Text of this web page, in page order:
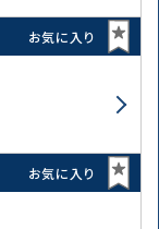
お気に入り
お気に入り